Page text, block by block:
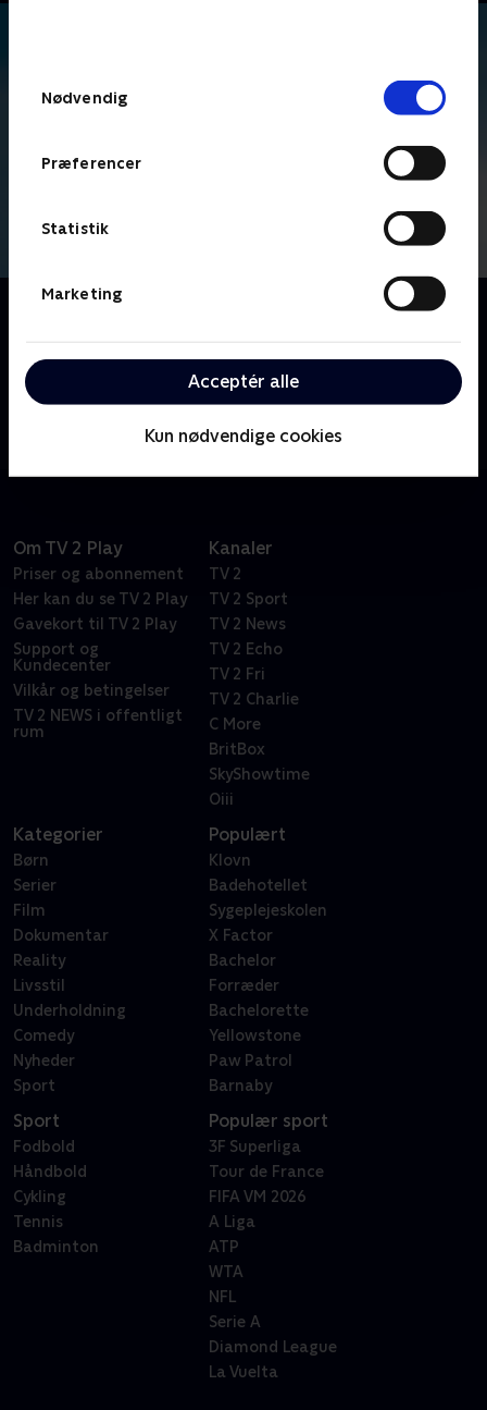
Nødvendig
Præferencer
Statistik
Marketing
Acceptér alle
Kun nødvendige cookies
Om The Office
medarbejderne på Dunder Mifflins kontorartikel-
virksomhed, der er baseret i Scranton, hvor fejder og
dokumentarhold.
Om TV 2 Play
Priser og abonnement
Her kan du se TV 2 Play
Gavekort til TV 2 Play
Support og
Kundecenter
Vilkår og betingelser
TV 2 NEWS i offentligt
rum
Kanaler
TV 2
TV 2 Sport
TV 2 News
TV 2 Echo
TV 2 Fri
TV 2 Charlie
C More
BritBox
SkyShowtime
Oiii
Kategorier
Børn
Serier
Film
Dokumentar
Reality
Livsstil
Underholdning
Comedy
Nyheder
Sport
Populært
Klovn
Badehotellet
Sygeplejeskolen
X Factor
Bachelor
Forræder
Bachelorette
Yellowstone
Paw Patrol
Barnaby
Sport
Fodbold
Håndbold
Cykling
Tennis
Badminton
Populær sport
3F Superliga
Tour de France
FIFA VM 2026
A Liga
ATP
WTA
NFL
Serie A
Diamond League
La Vuelta